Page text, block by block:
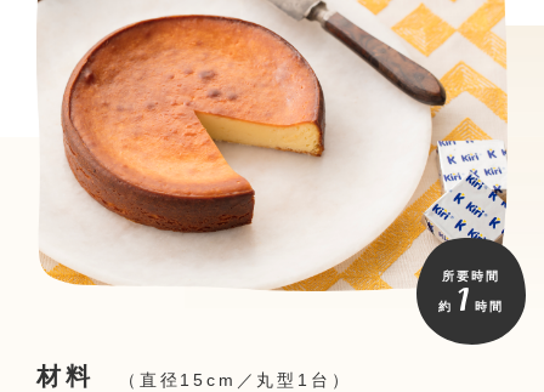
所要時間
約 1 時間
材料 （直径15cm／丸型1台）